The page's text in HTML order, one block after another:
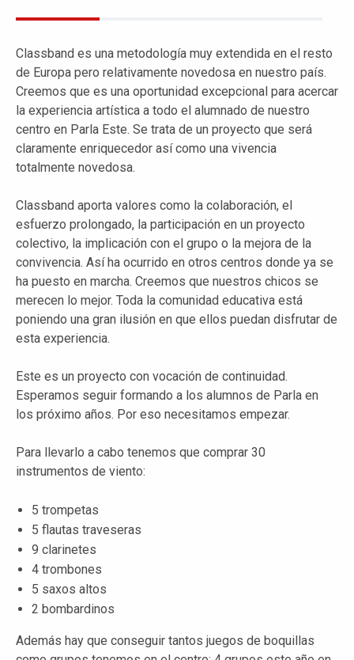
Classband es una metodología muy extendida en el resto
de Europa pero relativamente novedosa en nuestro país.
Creemos que es una oportunidad excepcional para acercar
la experiencia artística a todo el alumnado de nuestro
centro en Parla Este. Se trata de un proyecto que será
claramente enriquecedor así como una vivencia
totalmente novedosa.
Classband aporta valores como la colaboración, el
esfuerzo prolongado, la participación en un proyecto
colectivo, la implicación con el grupo o la mejora de la
convivencia. Así ha ocurrido en otros centros donde ya se
ha puesto en marcha. Creemos que nuestros chicos se
merecen lo mejor. Toda la comunidad educativa está
poniendo una gran ilusión en que ellos puedan disfrutar de
esta experiencia.
Este es un proyecto con vocación de continuidad.
Esperamos seguir formando a los alumnos de Parla en
los próximo años. Por eso necesitamos empezar.
Para llevarlo a cabo tenemos que comprar 30
instrumentos de viento:
5 trompetas
5 flautas traveseras
9 clarinetes
4 trombones
5 saxos altos
2 bombardinos
Además hay que conseguir tantos juegos de boquillas